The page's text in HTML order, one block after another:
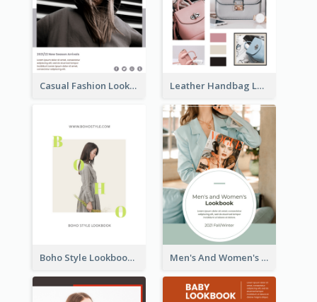
Casual Fashion Lookbook Leather Handbag Lookbook
Boho Style Lookbook Men's And Women's Lookbook